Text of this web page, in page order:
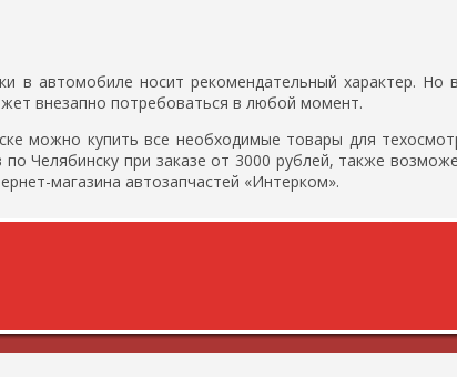
в автомобиле носит рекомендательный характер. Но
внезапно потребоваться в любой момент.
можно купить все необходимые товары для
Челябинску при заказе от 3000 рублей, также
магазина автозапчастей «Интерком».